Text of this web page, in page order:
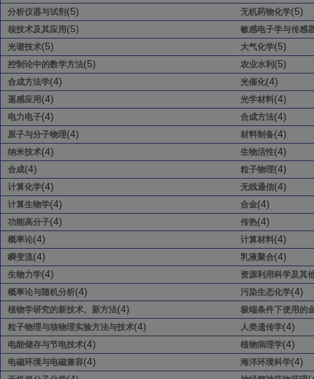
分析仪器与试剂 (5) 无机药物化学(5)
核技术及其应用 (5)
敏感电子学与传感
光谱技术(5) 大气化学(5)
控制论中的数学方法(5) 农业水利 (5)
合成方法学(4) 光催化(4)
遥感应用 (4) 光学材料(4)
电力电子(4) 合成方法(4)
原子与分子物理(4) 材料制备(4)
纳米技术(4) 生物活性(4)
合成(4) 粒子物理(4)
计算化学(4) 无线通信(4)
计算生物学(4) 合金(4)
功能高分子(4) 传热(4)
概率论(4) 计算材料(4)
瞬变流(4) 乳液聚合(4)
生物力学(4)
资源利用科学及其
概率论与随机分析(4) 污染生态化学(4)
植物学研究的新技术、新方法(4)
极端条件下使用的
粒子物理与核物理实验方法与技术(4) 人类遗传学(4)
电能储存与节电技术(4) 植物病理学(4)
电磁环境与电磁兼容(4) 海洋环境科学(4)